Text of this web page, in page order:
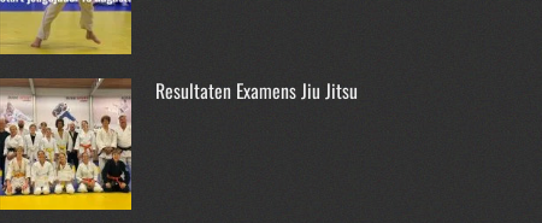
Resultaten Examens Jiu Jitsu